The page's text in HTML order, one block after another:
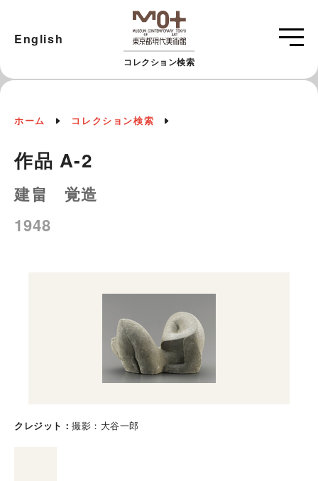
コレクション検索
English
ホーム コレクション検索
作品 A-2
建畠 覚造
1948
クレジット 撮影：大谷一郎